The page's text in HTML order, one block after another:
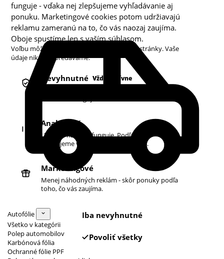
Autofólie
Všetko v kategórii
Polep automobilov
Karbónová fólia
Ochranné fólie PPF
funguje - vďaka nej zlepšujeme vyhľadávanie aj
ponuku. Marketingové cookies potom udržiavajú
reklamu zameranú na to, čo vás naozaj zaujíma.
Oboje spustíme len s vaším súhlasom.
Voľbu môžete kedykoľvek zmeniť v pätičke stránky. Vaše
údaje nikdy nepredávame.
Nevyhnutné Vždy aktívne
Analytické
Ukazujú nám, čo funguje. Podľa toho
zlepšujeme vyhľadávanie aj ponuku.
Marketingové
Menej náhodných reklám - skôr ponuky podľa
toho, čo vás zaujíma.
Iba nevyhnutné
Povoliť všetky